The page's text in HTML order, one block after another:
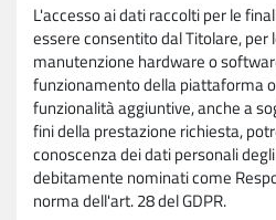
L'accesso ai dati raccolti per le
essere consentito dal Titolare, per
manutenzione hardware o
funzionamento della piattaforma
funzionalità aggiuntive, anche a
fini della prestazione richiesta,
conoscenza dei dati personali
debitamente nominati come
norma dell'art. 28 del GDPR.